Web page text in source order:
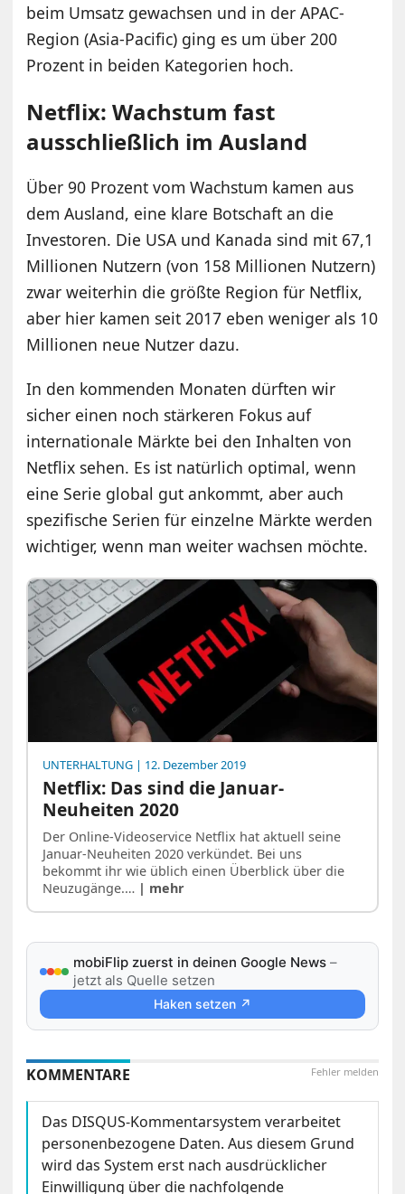
beim Umsatz gewachsen und in der APAC-
Region (Asia-Pacific) ging es um über 200
Prozent in beiden Kategorien hoch.
Netflix: Wachstum fast
ausschließlich im Ausland
Über 90 Prozent vom Wachstum kamen aus
dem Ausland, eine klare Botschaft an die
Investoren. Die USA und Kanada sind mit 67,1
Millionen Nutzern (von 158 Millionen Nutzern)
zwar weiterhin die größte Region für Netflix,
aber hier kamen seit 2017 eben weniger als 10
Millionen neue Nutzer dazu.
In den kommenden Monaten dürften wir
sicher einen noch stärkeren Fokus auf
internationale Märkte bei den Inhalten von
Netflix sehen. Es ist natürlich optimal, wenn
eine Serie global gut ankommt, aber auch
spezifische Serien für einzelne Märkte werden
wichtiger, wenn man weiter wachsen möchte.
UNTERHALTUNG | 12. Dezember 2019
Netflix: Das sind die Januar-
Neuheiten 2020
Der Online-Videoservice Netflix hat aktuell seine
Januar-Neuheiten 2020 verkündet. Bei uns
bekommt ihr wie üblich einen Überblick über die
Neuzugänge.… | mehr
mobiFlip zuerst in deinen Google News –
jetzt als Quelle setzen
Haken setzen ↗
Fehler melden
KOMMENTARE
Das DISQUS-Kommentarsystem verarbeitet
personenbezogene Daten. Aus diesem Grund
wird das System erst nach ausdrücklicher
Einwilligung über die nachfolgende